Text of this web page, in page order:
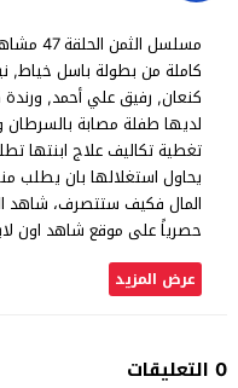
كاملة من بطولة باسل خياط,
كنعان, رفيق علي أحمد,
لديها طفلة مصابة بالسرطان
تغطية تكاليف علاج ابنتها
يحاول استغلالها بان يطلب
حصرياً على موقع شاهد اون
عرض المزيد
0 التعليقات